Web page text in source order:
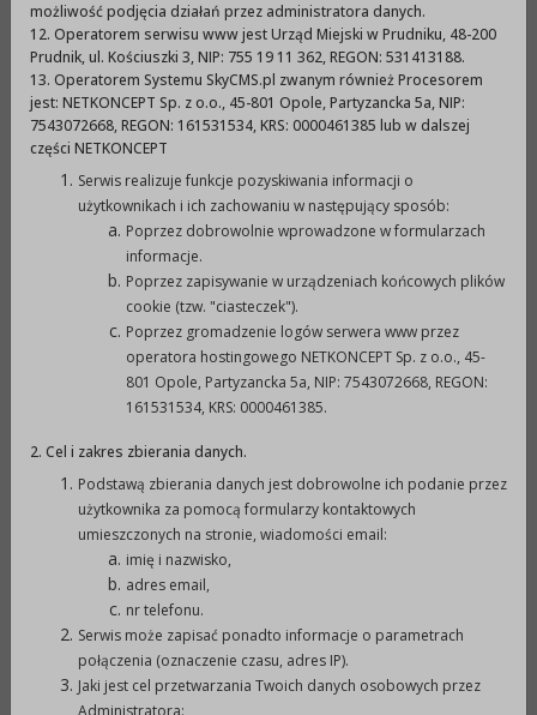
Druk nr 891 - Sprawozdanie z realizacji Planu Pracy
Komisji Budżetu za 2017.pdf (290,46KB)
Druk nr 892 - Sprawozdanie z realizacji Planu Pracy
Komisji Budownictwa za 2017.pdf (292,86KB)
Druk nr 893 - Sprawozdanie z realizacji Planu Pracy
Komisji Rewizyjnej 2017.pdf (285,20KB)
Informacja nt. programów z zakresu ochrony
środowiska realizowanych przez Gminę w 2017 r.:
Druk nr 894 - Unieszkodliwianie wyrobów
zawierających azbest z terenu Gminy Prudnik.pdf
Druk nr 895 - Likwidacja niskiej emisji.pdf (4,37MB)
Druk nr 896 - Projekt uchwały w sprawie zmian w
budżecie Gminy Prudnik na 2018 rok.pdf (1,09MB)
Druk nr 897 - Projekt uchwały zmieniającej uchwałę
w sprawie uchwalenia Wieloletniej Prognozy
Finansowej Gminy Prudnik na lata 2018-2021.pdf
(5,34MB)
Druk nr 898 - Projekt uchwały w sprawie
obciążenia nieruchomości gruntowej.pdf (703,52KB)
możliwość podjęcia działań przez administratora danych.
12. Operatorem serwisu www jest Urząd Miejski w Prudniku, 48-200
Prudnik, ul. Kościuszki 3, NIP: 755 19 11 362, REGON: 531413188.
13. Operatorem Systemu SkyCMS.pl zwanym również Procesorem
jest: NETKONCEPT Sp. z o.o., 45-801 Opole, Partyzancka 5a, NIP:
7543072668, REGON: 161531534, KRS: 0000461385 lub w dalszej
części NETKONCEPT
Serwis realizuje funkcje pozyskiwania informacji o
użytkownikach i ich zachowaniu w następujący sposób:
Poprzez dobrowolnie wprowadzone w formularzach
informacje.
Poprzez zapisywanie w urządzeniach końcowych plików
cookie (tzw. "ciasteczek").
Poprzez gromadzenie logów serwera www przez
operatora hostingowego NETKONCEPT Sp. z o.o., 45-
801 Opole, Partyzancka 5a, NIP: 7543072668, REGON:
161531534, KRS: 0000461385.
2. Cel i zakres zbierania danych.
Podstawą zbierania danych jest dobrowolne ich podanie przez
użytkownika za pomocą formularzy kontaktowych
umieszczonych na stronie, wiadomości email:
imię i nazwisko,
adres email,
nr telefonu.
Serwis może zapisać ponadto informacje o parametrach
połączenia (oznaczenie czasu, adres IP).
Jaki jest cel przetwarzania Twoich danych osobowych przez
Administratora: